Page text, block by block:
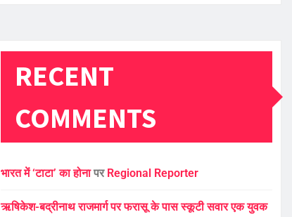
RECENT
COMMENTS
भारत में ‘टाटा’ का होनापर Regional Reporter
ऋषिकेश-बद्रीनाथ राजमार्ग पर फरासू के पास स्कूटी सवार एक युवक